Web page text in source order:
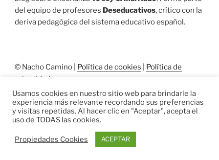
del equipo de profesores Deseducativos, crítico con la
deriva pedagógica del sistema educativo español.
© Nacho Camino | Política de cookies
Política de
privacidad
Usamos cookies en nuestro sitio web para brindarle la
experiencia más relevante recordando sus preferencias
y visitas repetidas. Al hacer clic en "Aceptar", acepta el
uso de TODAS las cookies.
Propiedades Cookies ACEPTAR